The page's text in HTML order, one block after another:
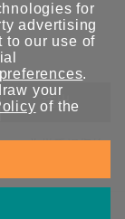
送出
非常重視您的
。
for
advertising
to our use of
.
your
of the